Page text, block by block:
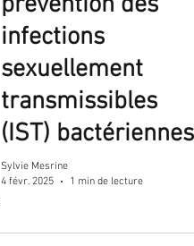
infections
sexuellement
transmissibles
(IST) bactériennes
Sylvie Mesrine
4 févr. 2025
1 min de lecture